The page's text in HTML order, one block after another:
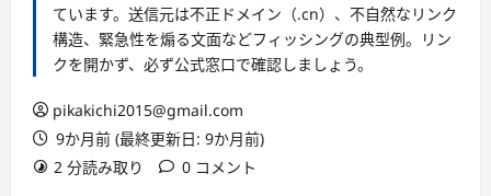
ています。送信元は不正ドメイン（.cn）、不自然なリンク
構造、緊急性を煽る文面などフィッシングの典型例。リン
クを開かず、必ず公式窓口で確認しましょう。
pikakichi2015@gmail.com
9か月前 (最終更新日: 9か月前)
2 分読み取り
0 コメント